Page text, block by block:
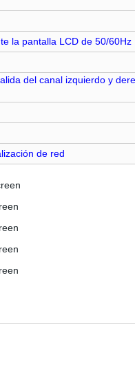
la pantalla LCD de 50/60Hz
del canal izquierdo y
de red